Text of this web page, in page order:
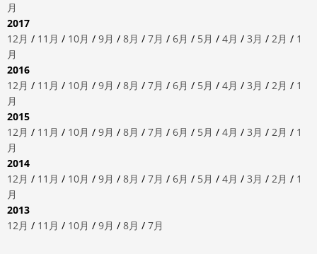
月
2017
12月 / 11月 / 10月 / 9月 / 8月 / 7月 / 6月 / 5月 / 4月 / 3月 / 2月 / 1
月
2016
12月 / 11月 / 10月 / 9月 / 8月 / 7月 / 6月 / 5月 / 4月 / 3月 / 2月 / 1
月
2015
12月 / 11月 / 10月 / 9月 / 8月 / 7月 / 6月 / 5月 / 4月 / 3月 / 2月 / 1
月
2014
12月 / 11月 / 10月 / 9月 / 8月 / 7月 / 6月 / 5月 / 4月 / 3月 / 2月 / 1
月
2013
12月 / 11月 / 10月 / 9月 / 8月 / 7月